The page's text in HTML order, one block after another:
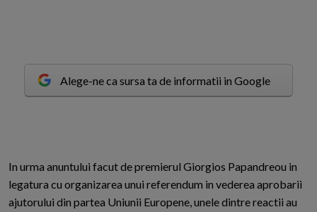
Alege-ne ca sursa ta de informatii in Google
In urma anuntului facut de premierul Giorgios Papandreou in
legatura cu organizarea unui referendum in vederea aprobarii
ajutorului din partea Uniunii Europene, unele dintre reactii au